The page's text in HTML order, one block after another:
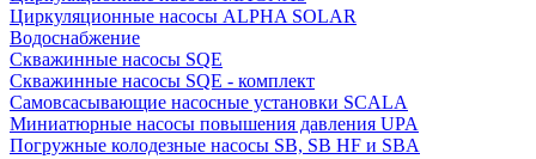
Циркуляционные насосы ALPHA SOLAR
Водоснабжение
Скважинные насосы SQE
Скважинные насосы SQE - комплект
Cамовсасывающие насосные установки SCALA
Миниатюрные насосы повышения давления UPA
Погружные колодезные насосы SB, SB HF и SBA